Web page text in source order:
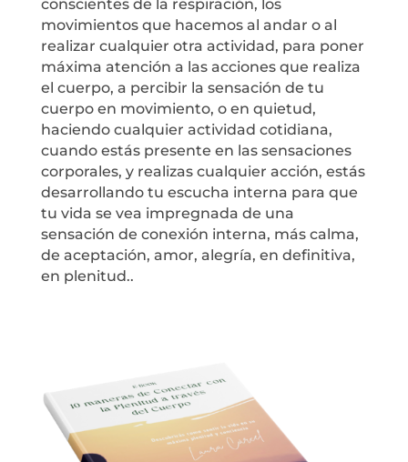
conscientes de la respiración, los
movimientos que hacemos al andar o al
realizar cualquier otra actividad, para poner
máxima atención a las acciones que realiza
el cuerpo, a percibir la sensación de tu
cuerpo en movimiento, o en quietud,
haciendo cualquier actividad cotidiana,
cuando estás presente en las sensaciones
corporales, y realizas cualquier acción, estás
desarrollando tu escucha interna para que
tu vida se vea impregnada de una
sensación de conexión interna, más calma,
de aceptación, amor, alegría, en definitiva,
en plenitud..